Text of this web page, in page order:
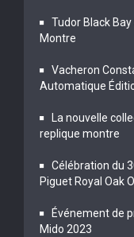
Tudor Black
Montre
Vacheron
Automatique
La nouvelle
replique montre
Célébration du
Piguet Royal Oak
Événement de
Mido 2023